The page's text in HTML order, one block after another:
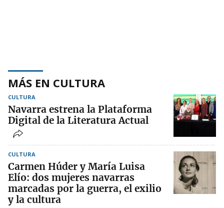
MÁS EN CULTURA
CULTURA
Navarra estrena la Plataforma
Digital de la Literatura Actual
CULTURA
Carmen Húder y María Luisa
Elío: dos mujeres navarras
marcadas por la guerra, el exilio
y la cultura